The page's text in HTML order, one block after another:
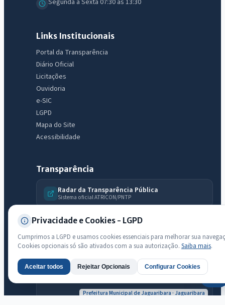
Links Institucionais
Portal da Transparência
Diário Oficial
Licitações
Ouvidoria
e-SIC
LGPD
Mapa do Site
Acessibilidade
Transparência
Radar da Transparência Pública
Sistema oficial ATRICON/PNTP
Diagnóstico Atricon
Índice de transparência
Prefeitura Municipal de Jaguaribara · Jaguaribara
Privacidade e Cookies - LGPD
Cumprimos a LGPD e usamos cookies essenciais para melhorar sua
Cookies opcionais só são ativados com a sua autorização. Saiba mais.
Aceitar todos Rejeitar Opcionais Configurar Cookies
Olá. Pergunte sobre serviços, notícias, legislação, Diário Oficial,
licitações, estrutura ou transparência do município.
Licitações abertas